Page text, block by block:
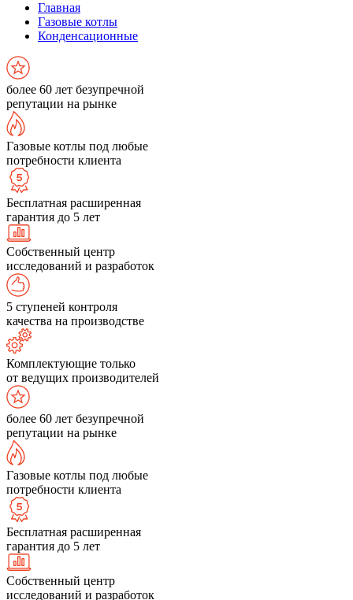
Главная
Газовые котлы
Конденсационные
более 60 лет безупречной
репутации на рынке
Газовые котлы под любые
потребности клиента
Бесплатная расширенная
гарантия до 5 лет
Собственный центр
исследований и разработок
5 ступеней контроля
качества на производстве
Комплектующие только
от ведущих производителей
более 60 лет безупречной
репутации на рынке
Газовые котлы под любые
потребности клиента
Бесплатная расширенная
гарантия до 5 лет
Собственный центр
исследований и разработок